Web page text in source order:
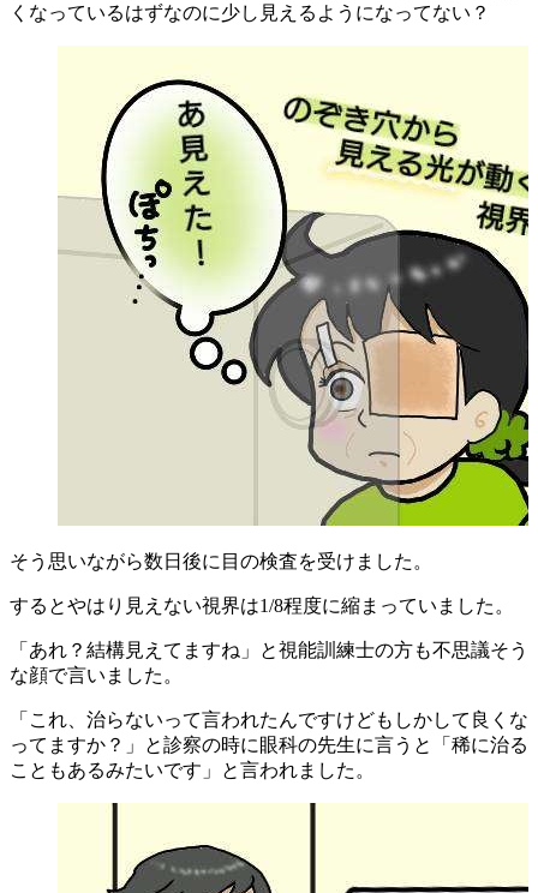
くなっているはずなのに少し見えるようになってない？
そう思いながら数日後に目の検査を受けました。
するとやはり見えない視界は1/8程度に縮まっていました。
「あれ？結構見えてますね」と視能訓練士の方も不思議そう
な顔で言いました。
「これ、治らないって言われたんですけどもしかして良くな
ってますか？」と診察の時に眼科の先生に言うと「稀に治る
こともあるみたいです」と言われました。